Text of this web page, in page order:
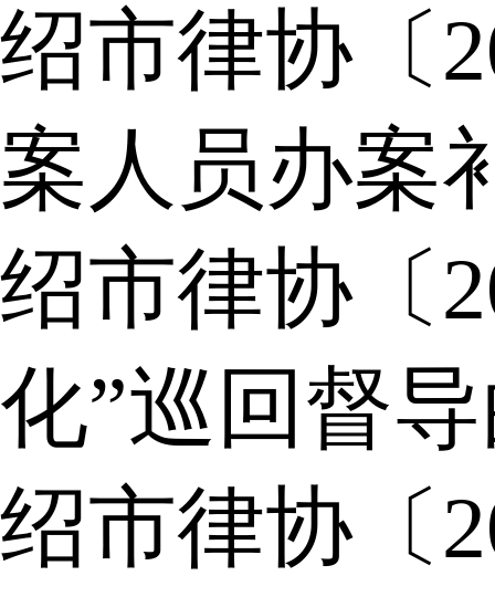
绍市律协〔
案人员办案
绍市律协〔
化”巡回督
绍市律协〔